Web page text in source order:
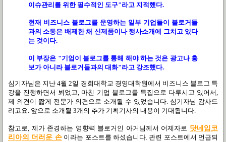
이슈관리를 위한 필수적인 도구"라고 지적했다.
현재 비즈니스 블로그를 운영하는 일부 기업들이 블로거들
과의 소통은 배제한 채 신제품이나 행사소개에 그치고 있다
는 것이다.
이 부장은 "기업이 블로그를 통해 해야 하는 것은 광고나 홍
보가 아니라 블로거들과의 대화"라고 강조했다.
심기자님은 지난 4월 2일 경희대학교 경영대학원에서 비즈니스 블로그 특
강을 진행하면서 뵈었고, 마친 기업 블로그를 특집으로 다루시고 있어서,
제 의견이 짧게 전문가 의견으로 소개될 수 있었습니다. 심기자님 감사드
리고요. 앞으로 소개될 3개의 추가 기획기사의 내용이 기대됩니다.
참고로, 제가 존경하는 영향력 블로거인 아거님께서 어제자로 닷네임코
리아의 더러운 손이라는 포스트를 하셨습니다. 관련 포스트에서 언급되